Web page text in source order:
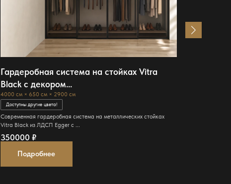
Гардеробная система на стойках Vitra
Black с декором...
4000 см × 650 см × 2900 см
Доступны другие цвета!
Современная гардеробная система на металлических стойках
Vitra Black из ЛДСП Egger с ...
350000 ₽
Подробнее